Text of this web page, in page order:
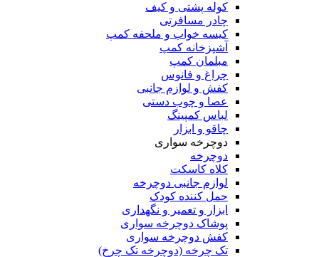
کوله پشتی و کیف
چادر مسافرتی
کیسه خواب و ملحفه کمپ
آشپزخانه کمپ
مبلمان کمپ
چراغ و فانوس
کفش و لوازم جانبی
عصا و چوب دستی
لباس کمپینگ
چاقو و ابزار
دوچرخه سواری
دوچرخه
کلاه کاسکت
لوازم جانبی دوچرخه
حمل کننده کودک
ابزار و تعمیر و نگهداری
پوشاک دوچرخه سواری
کفش دوچرخه سواری
تک چرخه (دوچرخه تک چرخ)